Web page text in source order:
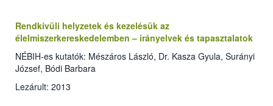
Rendkívüli helyzetek és kezelésük az
élelmiszerkereskedelemben – irányelvek és tapasztalatok
NÉBIH-es kutatók: Mészáros László, Dr. Kasza Gyula, Surányi
József, Bódi Barbara
Lezárult: 2013